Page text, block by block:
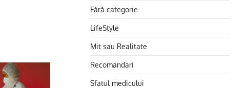
Fără categorie
LifeStyle
Mit sau Realitate
Recomandari
Sfatul medicului